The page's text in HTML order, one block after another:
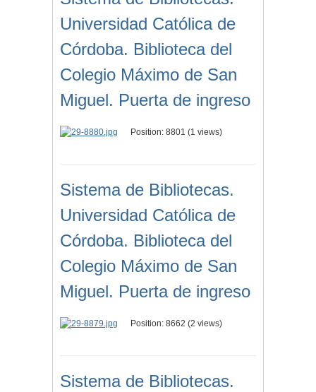
Universidad Católica de
Córdoba. Biblioteca del
Colegio Máximo de San
Miguel. Puerta de ingreso
Position: 8801 (1 views)
Sistema de Bibliotecas.
Universidad Católica de
Córdoba. Biblioteca del
Colegio Máximo de San
Miguel. Puerta de ingreso
Position: 8662 (2 views)
Sistema de Bibliotecas.